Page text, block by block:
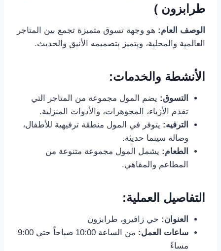
طرابزون )
الوصف العام: هو وجهة تسوق متميزة تجمع بين المتاجر
العالمية والمحلية، ويتميز بتصميمه الأنيق والحديث.
الأنشطة والخدمات:
التسوق: يضم المول مجموعة من المتاجر التي
تقدم الأزياء، المجوهرات، والأدوات المنزلية.
الترفيه: يتوفر في المول منطقة ترفيهية للأطفال،
وصالة سينما حديثة.
الطعام: يشمل المول مجموعة متنوعة من
المطاعم والمقاهي.
التفاصيل العملية:
العنوان: حي زافيرو، طرابزون
ساعات العمل:
من الساعة 10:00 صباحاً حتى 9:00
مساءً